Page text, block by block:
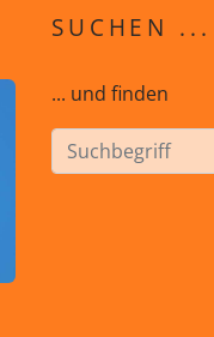
SUCHEN ...
... und finden